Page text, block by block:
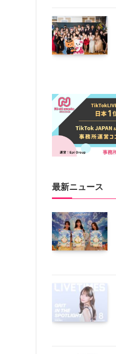
最新ニュース